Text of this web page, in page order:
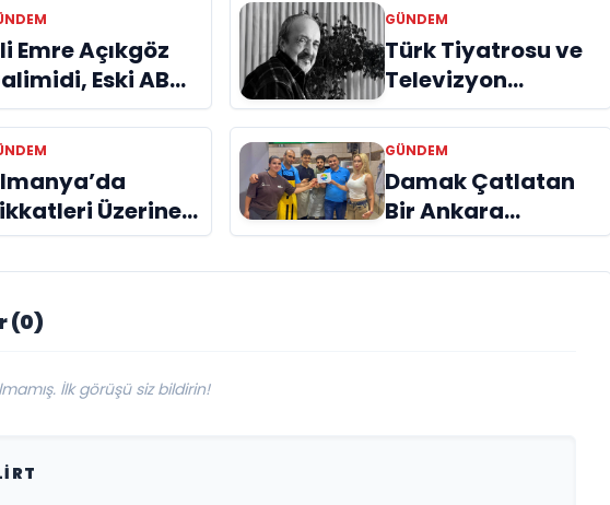
Emre Açıkgöz
Eski AB
ve
Egemen
ile Bir Araya
GÜNDEM
Türk Tiyatrosu ve
Televizyon
Dünyasının Usta
İsmi Can Kolukısa
Hayatını Kaybetti
Üzerine
Türk
Taşyapı
GÜNDEM
Damak Çatlatan
Bir Ankara
Hikâyesi
Aydınlıkevler’in
(0)
İlk görüşü siz bildirin!